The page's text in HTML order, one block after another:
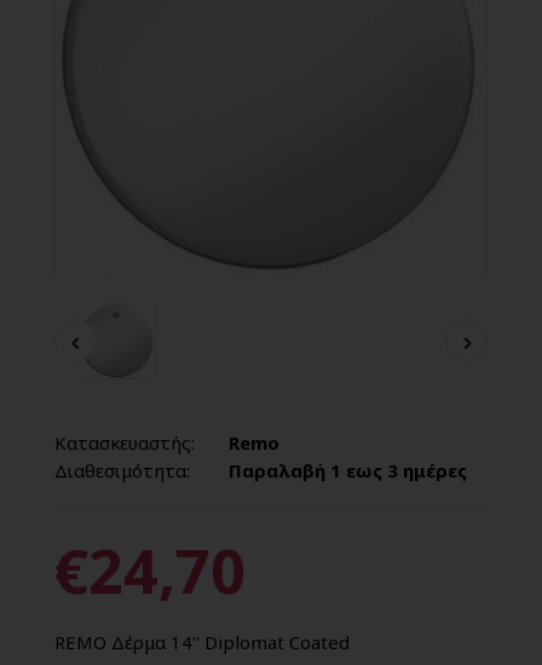
Κατασκευαστής:
Remo
Διαθεσιμότητα:
Παραλαβή 1 εως 3 ημέρες
€24,70
REMO Δέρμα 14'' Diplomat Coated